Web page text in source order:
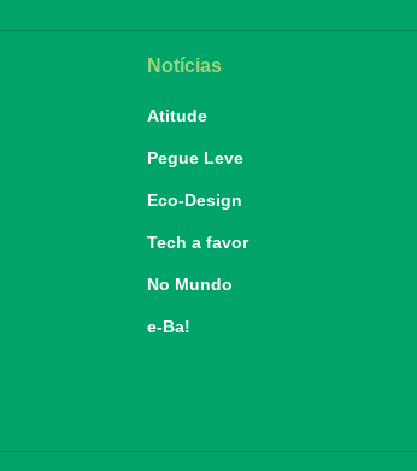
Notícias
Atitude
Pegue Leve
Eco-Design
Tech a favor
No Mundo
e-Ba!